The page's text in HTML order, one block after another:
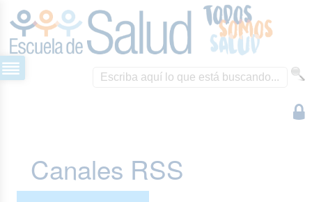
Canales RSS